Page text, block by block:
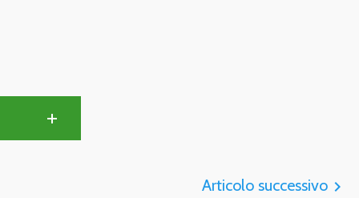
Articolo successivo navigate_next